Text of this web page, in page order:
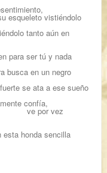
esqueleto vistiéndolo
tanto aún en
para ser tú y nada
busca en un negro
se ata a ese sueño
confía,
esta honda sencilla